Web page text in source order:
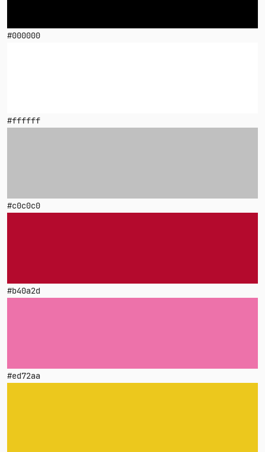
#000000
#ffffff
#c0c0c0
#b40a2d
#ed72aa